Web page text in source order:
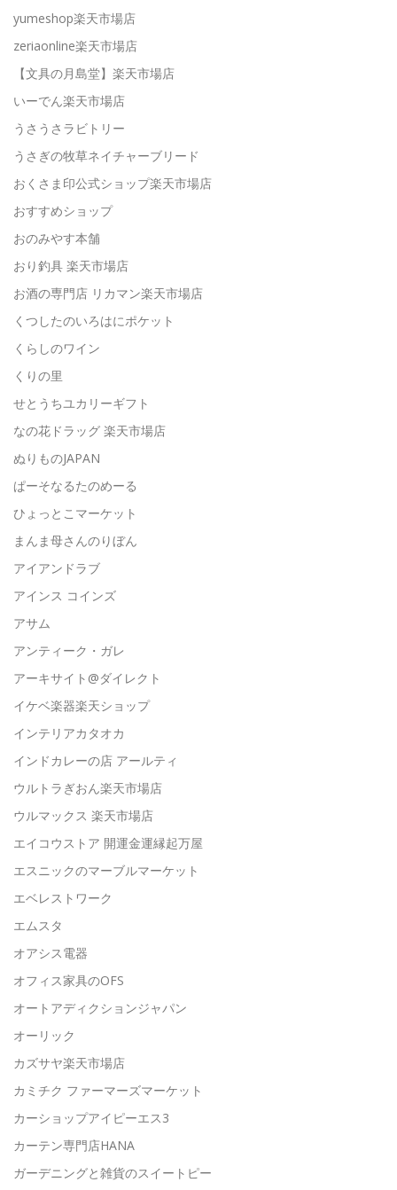
yumeshop楽天市場店
zeriaonline楽天市場店
【文具の月島堂】楽天市場店
いーでん楽天市場店
うさうさラビトリー
うさぎの牧草ネイチャーブリード
おくさま印公式ショップ楽天市場店
おすすめショップ
おのみやす本舗
おり釣具 楽天市場店
お酒の専門店 リカマン楽天市場店
くつしたのいろはにポケット
くらしのワイン
くりの里
せとうちユカリーギフト
なの花ドラッグ 楽天市場店
ぬりものJAPAN
ぱーそなるたのめーる
ひょっとこマーケット
まんま母さんのりぼん
アイアンドラブ
アインス コインズ
アサム
アンティーク・ガレ
アーキサイト@ダイレクト
イケベ楽器楽天ショップ
インテリアカタオカ
インドカレーの店 アールティ
ウルトラぎおん楽天市場店
ウルマックス 楽天市場店
エイコウストア 開運金運縁起万屋
エスニックのマーブルマーケット
エベレストワーク
エムスタ
オアシス電器
オフィス家具のOFS
オートアディクションジャパン
オーリック
カズサヤ楽天市場店
カミチク ファーマーズマーケット
カーショップアイピーエス3
カーテン専門店HANA
ガーデニングと雑貨のスイートピー